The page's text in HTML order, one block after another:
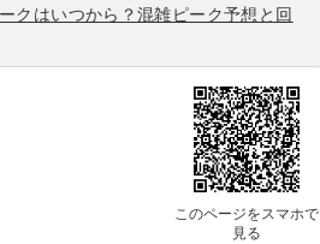
クはいつから？混雑ピーク予想と回
このページをスマホで
見る